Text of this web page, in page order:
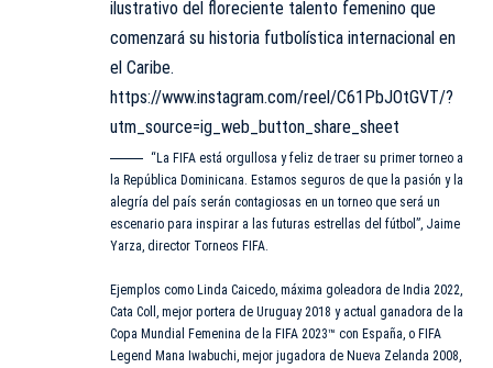
ilustrativo del floreciente talento femenino que
comenzará su historia futbolística internacional en
el Caribe.
https://www.instagram.com/reel/C61PbJOtGVT/?
utm_source=ig_web_button_share_sheet
“La FIFA está orgullosa y feliz de traer su primer torneo a
la República Dominicana. Estamos seguros de que la pasión y la
alegría del país serán contagiosas en un torneo que será un
escenario para inspirar a las futuras estrellas del fútbol”, Jaime
Yarza, director Torneos FIFA.
Ejemplos como Linda Caicedo, máxima goleadora de India 2022,
Cata Coll, mejor portera de Uruguay 2018 y actual ganadora de la
Copa Mundial Femenina de la FIFA 2023™ con España, o FIFA
Legend Mana Iwabuchi, mejor jugadora de Nueva Zelanda 2008,